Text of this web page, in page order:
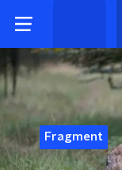
Fragment